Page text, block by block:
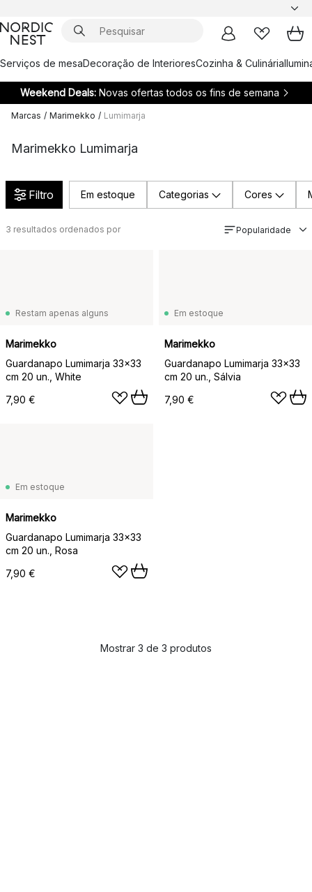
Serviços de mesaDecoração de InterioresCozinha & Culinária
Weekend Deals: Novas ofertas todos os fins de semana
Marcas / Marimekko / Lumimarja
Marimekko Lumimarja
Filtro Em estoque Categorias Cores
3 resultados ordenados por Popularidade
Restam apenas alguns
Marimekko
Guardanapo Lumimarja 33x33
cm 20 un., White
7,90 €
Em estoque
Marimekko
Guardanapo Lumimarja 33x33
cm 20 un., Sálvia
7,90 €
Em estoque
Marimekko
Guardanapo Lumimarja 33x33
cm 20 un., Rosa
7,90 €
Mostrar 3 de 3 produtos